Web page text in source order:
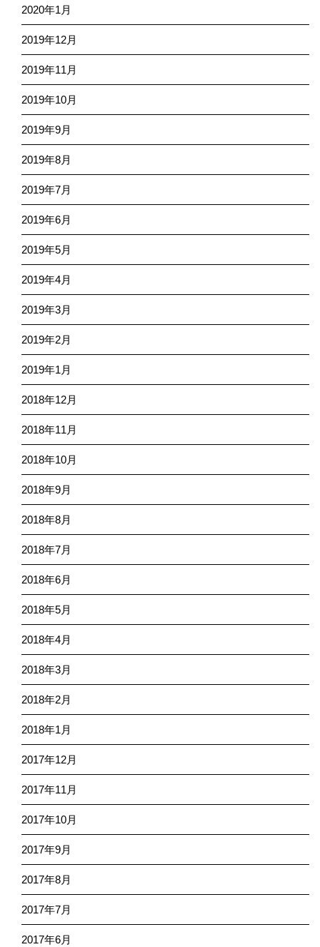
2020年1月
2019年12月
2019年11月
2019年10月
2019年9月
2019年8月
2019年7月
2019年6月
2019年5月
2019年4月
2019年3月
2019年2月
2019年1月
2018年12月
2018年11月
2018年10月
2018年9月
2018年8月
2018年7月
2018年6月
2018年5月
2018年4月
2018年3月
2018年2月
2018年1月
2017年12月
2017年11月
2017年10月
2017年9月
2017年8月
2017年7月
2017年6月